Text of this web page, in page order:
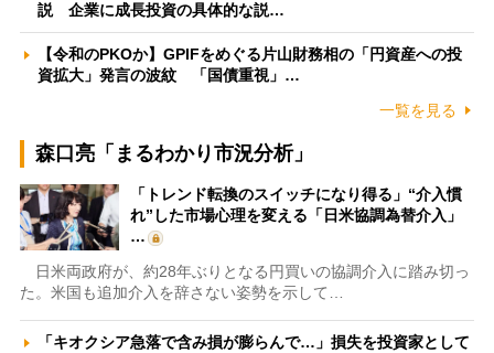
説 企業に成長投資の具体的な説…
【令和のPKOか】GPIFをめぐる片山財務相の「円資産への投
資拡大」発言の波紋 「国債重視」…
一覧を見る
森口亮「まるわかり市況分析」
「トレンド転換のスイッチになり得る」“介入慣
れ”した市場心理を変える「日米協調為替介入」
…
日米両政府が、約28年ぶりとなる円買いの協調介入に踏み切っ
た。米国も追加介入を辞さない姿勢を示して…
「キオクシア急落で含み損が膨らんで…」損失を投資家として